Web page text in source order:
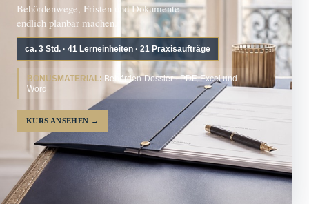
Behördenwege, Fristen und Dokumente
endlich planbar machen.
ca. 3 Std. · 41 Lerneinheiten · 21 Praxisaufträge
BONUSMATERIAL: Behörden-Dossier · PDF, Excel und
Word
KURS ANSEHEN →